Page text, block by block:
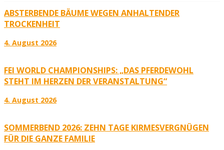
ABSTERBENDE BÄUME WEGEN ANHALTENDER
TROCKENHEIT
4. August 2026
FEI WORLD CHAMPIONSHIPS: „DAS PFERDEWOHL
STEHT IM HERZEN DER VERANSTALTUNG“
4. August 2026
SOMMERBEND 2026: ZEHN TAGE KIRMESVERGNÜGEN
FÜR DIE GANZE FAMILIE